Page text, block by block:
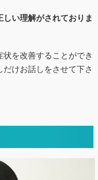
い理解がされておりま
を改善することができ
けお話しをさせて下さ